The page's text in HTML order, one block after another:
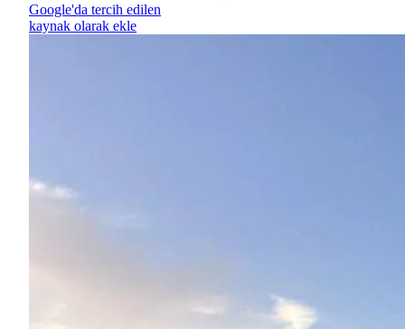
Google'da tercih edilen
kaynak olarak ekle